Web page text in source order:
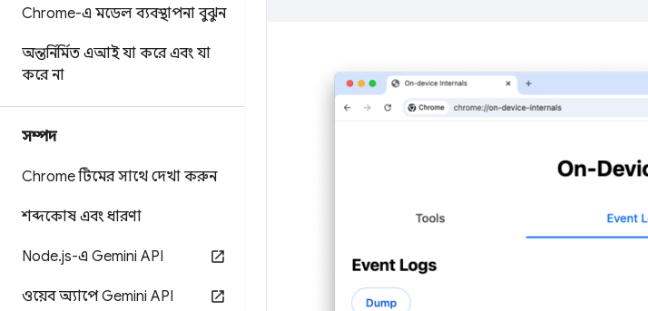
Chrome-এ মডেল ব্যবস্থাপনা বুঝুন
অন্তর্নির্মিত এআই যা করে এবং যা
করে না
সম্পদ
Chrome টিমের সাথে দেখা করুন
শব্দকোষ এবং ধারণা
Node.js-এ Gemini API
ওয়েব অ্যাপে Gemini API